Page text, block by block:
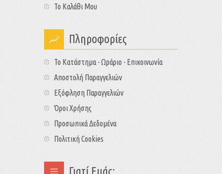
Το Καλάθι Μου
Πληροφορίες
Το Κατάστημα - Ωράριο - Επικοινωνία
Αποστολή Παραγγελιών
Εξόφληση Παραγγελιών
Όροι Χρήσης
Προσωπικά Δεδομένα
Πολιτική Cookies
Γιατί Εμάς;